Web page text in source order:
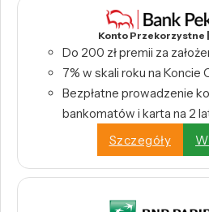
Konto Przekorzystne
Do 200 zł premii za
7% w skali roku na
Bezpłatne prowadzenie
bankomatów i karta na 2
Szczegóły